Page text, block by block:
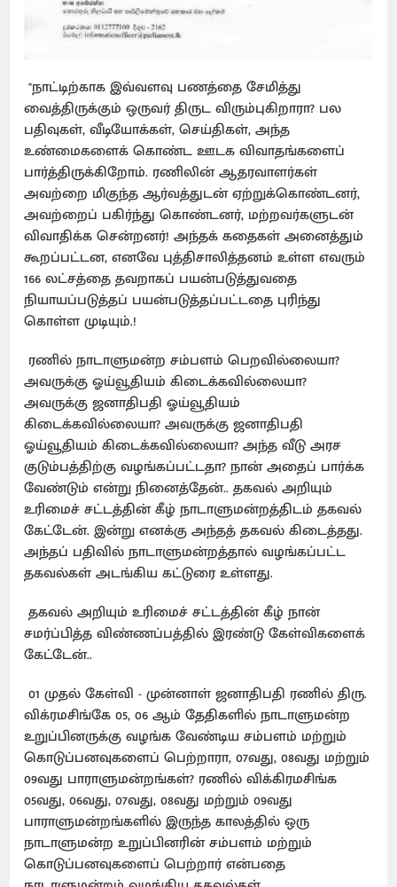
"நாட்டிற்காக இவ்வளவு பணத்தை சேமித்து
வைத்திருக்கும் ஒருவர் திருட விரும்புகிறாரா? பல
பதிவுகள், வீடியோக்கள், செய்திகள், அந்த
உண்மைகளைக் கொண்ட ஊடக விவாதங்களைப்
பார்த்திருக்கிறோம். ரணிலின் ஆதரவாளர்கள்
அவற்றை மிகுந்த ஆர்வத்துடன் ஏற்றுக்கொண்டனர்,
அவற்றைப் பகிர்ந்து கொண்டனர், மற்றவர்களுடன்
விவாதிக்க சென்றனர்! அந்தக் கதைகள் அனைத்தும்
கூறப்பட்டன, எனவே புத்திசாலித்தனம் உள்ள எவரும்
166 லட்சத்தை தவறாகப் பயன்படுத்துவதை
நியாயப்படுத்தப் பயன்படுத்தப்பட்டதை புரிந்து
கொள்ள முடியும்.!
ரணில் நாடாளுமன்ற சம்பளம் பெறவில்லையா?
அவருக்கு ஓய்வூதியம் கிடைக்கவில்லையா?
அவருக்கு ஜனாதிபதி ஓய்வூதியம்
கிடைக்கவில்லையா? அவருக்கு ஜனாதிபதி
ஓய்வூதியம் கிடைக்கவில்லையா? அந்த வீடு அரச
குடும்பத்திற்கு வழங்கப்பட்டதா? நான் அதைப் பார்க்க
வேண்டும் என்று நினைத்தேன்.. தகவல் அறியும்
உரிமைச் சட்டத்தின் கீழ் நாடாளுமன்றத்திடம் தகவல்
கேட்டேன். இன்று எனக்கு அந்தத் தகவல் கிடைத்தது.
அந்தப் பதிவில் நாடாளுமன்றத்தால் வழங்கப்பட்ட
தகவல்கள் அடங்கிய கட்டுரை உள்ளது.
தகவல் அறியும் உரிமைச் சட்டத்தின் கீழ் நான்
சமர்ப்பித்த விண்ணப்பத்தில் இரண்டு கேள்விகளைக்
கேட்டேன்..
01 முதல் கேள்வி - முன்னாள் ஜனாதிபதி ரணில் திரு.
விக்ரமசிங்கே 05, 06 ஆம் தேதிகளில் நாடாளுமன்ற
உறுப்பினருக்கு வழங்க வேண்டிய சம்பளம் மற்றும்
கொடுப்பனவுகளைப் பெற்றாரா, 07வது, 08வது மற்றும்
09வது பாராளுமன்றங்கள்? ரணில் விக்கிரமசிங்க
05வது, 06வது, 07வது, 08வது மற்றும் 09வது
பாராளுமன்றங்களில் இருந்த காலத்தில் ஒரு
நாடாளுமன்ற உறுப்பினரின் சம்பளம் மற்றும்
கொடுப்பனவுகளைப் பெற்றார் என்பதை